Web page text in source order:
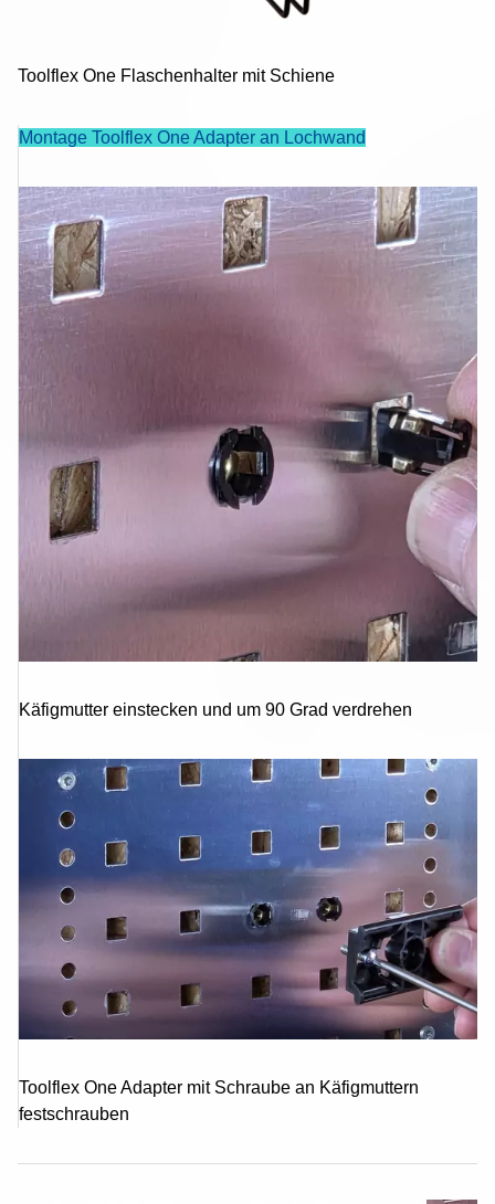
Toolflex One Flaschenhalter mit Schiene
Montage Toolflex One Adapter an Lochwand
Käfigmutter einstecken und um 90 Grad verdrehen
Toolflex One Adapter mit Schraube an Käfigmuttern
festschrauben